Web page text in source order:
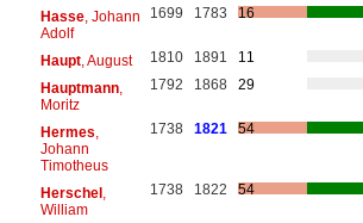
Hasse, Johann
Adolf
1699 1783 16
Haupt, August 1810 1891
11
Hauptmann,
Moritz
1792 1868 29
Hermes
Johann
Timotheus
1738 1821 54
Herschel,
William
1738 1822 54